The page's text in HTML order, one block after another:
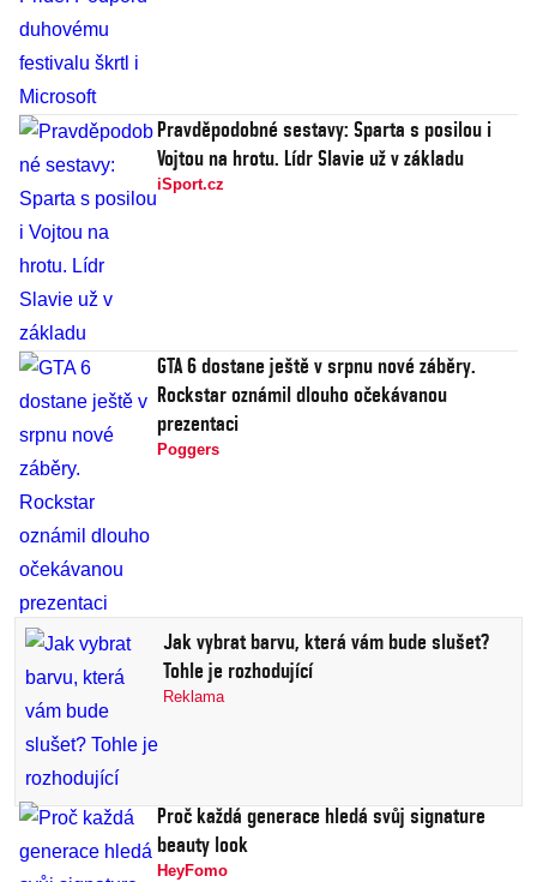
Pravděpodobné sestavy: Sparta s posilou i
Vojtou na hrotu. Lídr Slavie už v základu
iSport.cz
GTA 6 dostane ještě v srpnu nové záběry.
Rockstar oznámil dlouho očekávanou
prezentaci
Poggers
Jak vybrat barvu, která vám bude slušet?
Tohle je rozhodující
Reklama
Proč každá generace hledá svůj signature
beauty look
HeyFomo